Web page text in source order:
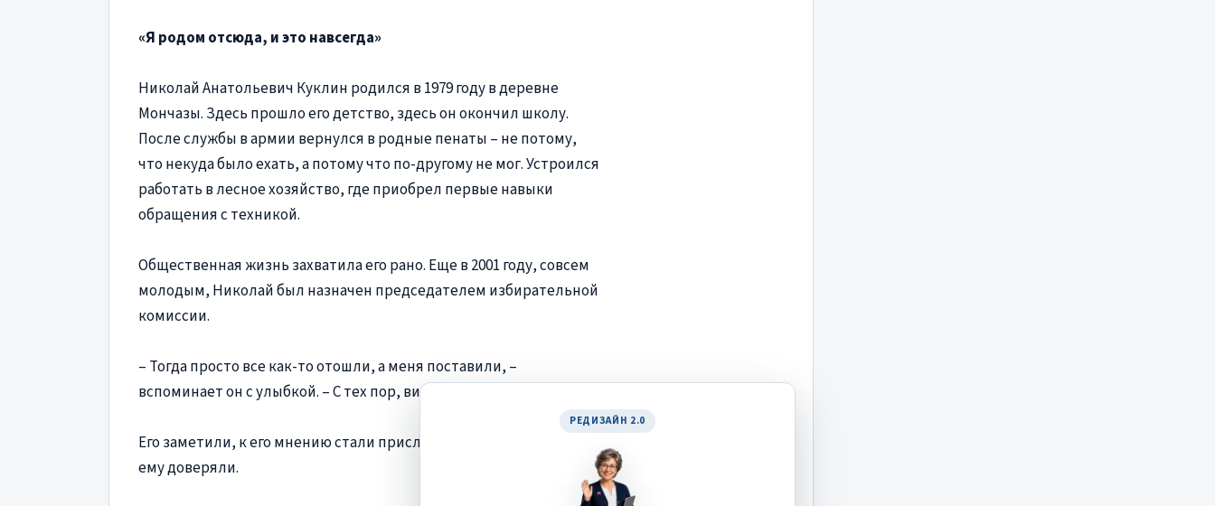
РЕДИЗАЙН 2.0
«Я родом отсюда, и это навсегда»
Николай Анатольевич Куклин родился в 1979 году в деревне
Мончазы. Здесь прошло его детство, здесь он окончил школу.
После службы в армии вернулся в родные пенаты – не потому,
что некуда было ехать, а потому что по-другому не мог. Устроился
работать в лесное хозяйство, где приобрел первые навыки
обращения с техникой.
Общественная жизнь захватила его рано. Еще в 2001 году, совсем
молодым, Николай был назначен председателем избирательной
комиссии.
– Тогда просто все как-то отошли, а меня поставили, –
вспоминает он с улыбкой. – С тех пор, видимо, так и повелось.
Его заметили, к его мнению стали прислушиваться, а главное –
ему доверяли.